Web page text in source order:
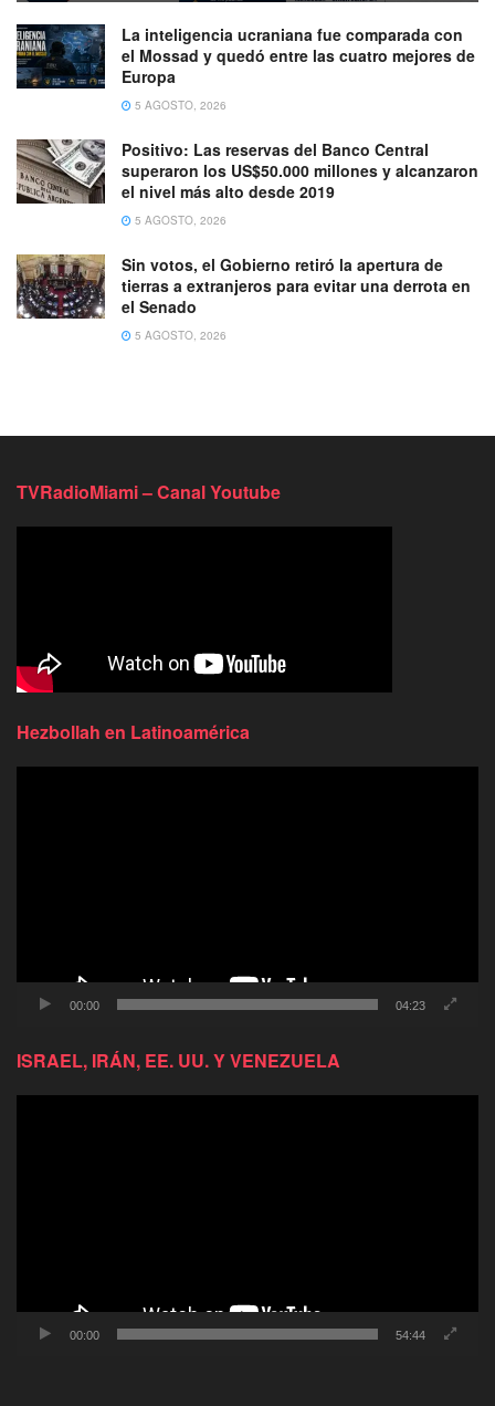
La inteligencia ucraniana fue comparada con
el Mossad y quedó entre las cuatro mejores de
Europa
5 AGOSTO, 2026
Positivo: Las reservas del Banco Central
superaron los US$50.000 millones y alcanzaron
el nivel más alto desde 2019
5 AGOSTO, 2026
Sin votos, el Gobierno retiró la apertura de
tierras a extranjeros para evitar una derrota en
el Senado
5 AGOSTO, 2026
TVRadioMiami – Canal Youtube
Hezbollah en Latinoamérica
00:00 04:23
ISRAEL, IRÁN, EE. UU. Y VENEZUELA
00:00 54:44